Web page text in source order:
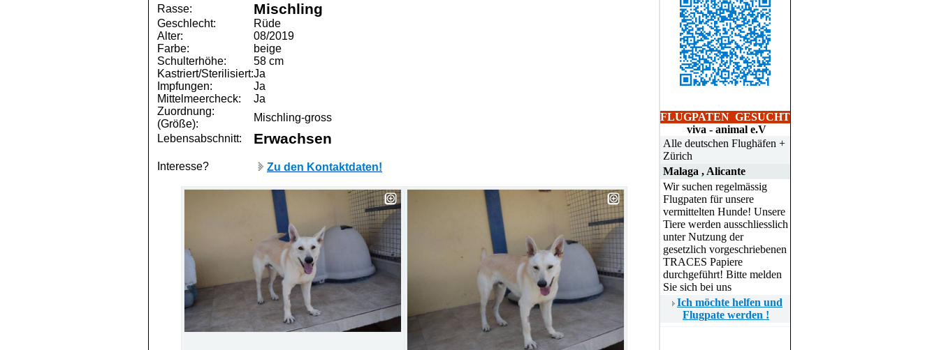
Rasse: Mischling
Geschlecht:
Rüde
Alter:
08/2019
Farbe:
beige
Schulterhöhe:
58 cm
Kastriert/Sterilisiert:Ja
Impfungen:
Ja
Mittelmeercheck:
Ja
Zuordnung:
(Größe):
Mischling-gross
Lebensabschnitt:
Erwachsen
Interesse? Zu den Kontaktdaten!
FLUGPATEN GESUCHT
viva - animal e.V
Alle deutschen Flughäfen +
Zürich
Malaga , Alicante
Wir suchen regelmässig
Flugpaten für unsere
vermittelten Hunde! Unsere
Tiere werden ausschliesslich
unter Nutzung der
gesetzlich vorgeschriebenen
TRACES Papiere
durchgeführt! Bitte melden
Sie sich bei uns
Ich möchte helfen und
Flugpate werden !